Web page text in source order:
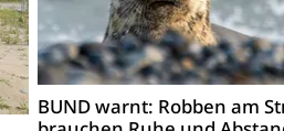
BUND warnt: Robben am